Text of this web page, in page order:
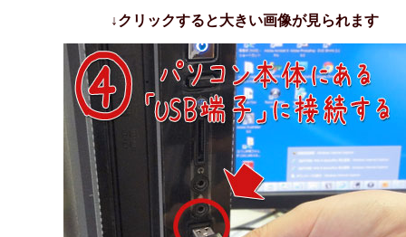
↓クリックすると大きい画像が見られます